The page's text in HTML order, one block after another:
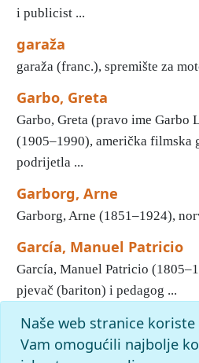
i publicist ...
garaža
garaža (franc.), spremište za
Garbo, Greta
Garbo, Greta (pravo ime Garbo
(1905–1990), američka filmska
podrijetla ...
Garborg, Arne
Garborg, Arne (1851–1924),
García, Manuel Patricio
García, Manuel Patricio
pjevač (bariton) i pedagog ...
Početak « 21 22 23 24 25
slovo g : pronađenih odgovora:
Naše web stranice
Vam omogućili najbolje